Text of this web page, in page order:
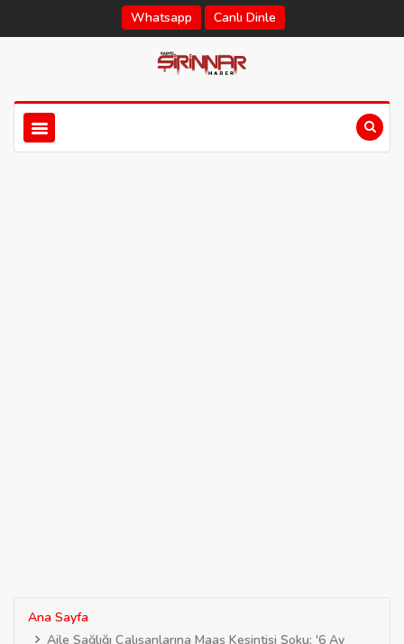
Whatsapp Canlı Dinle
Ana Sayfa
Aile Sağlığı Çalışanlarına Maaş Kesintisi Şoku: '6 Ay